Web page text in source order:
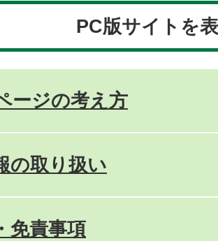
PC版サイトを
ージの考え方
の取り扱い
免責事項